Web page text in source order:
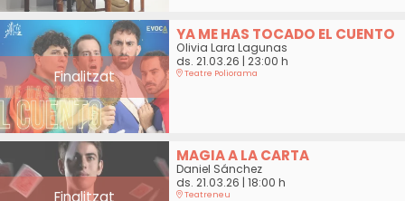
Finalitzat
YA ME HAS TOCADO EL CUENTO
Olivia Lara Lagunas
ds. 21.03.26 | 23:00 h
Teatre Poliorama
Finalitzat
MAGIA A LA CARTA
Daniel Sánchez
ds. 21.03.26 | 18:00 h
Teatreneu